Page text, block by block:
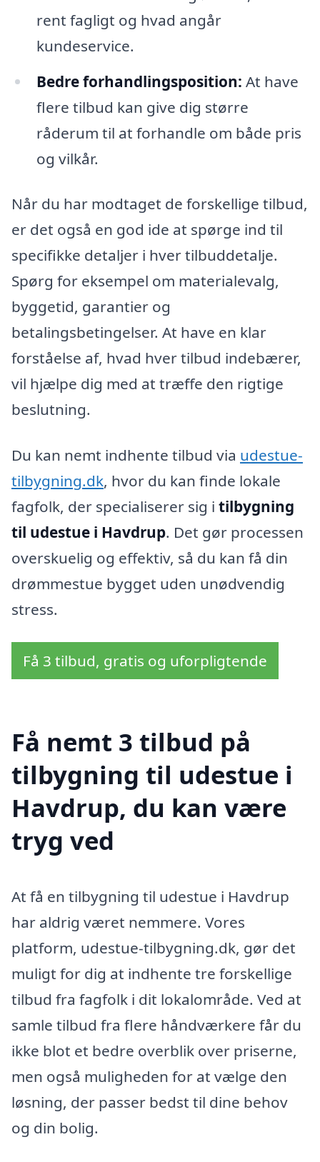
rent fagligt og hvad angår
kundeservice.
Bedre forhandlingsposition: At have
flere tilbud kan give dig større
råderum til at forhandle om både pris
og vilkår.
Når du har modtaget de forskellige tilbud,
er det også en god ide at spørge ind til
specifikke detaljer i hver tilbuddetalje.
Spørg for eksempel om materialevalg,
byggetid, garantier og
betalingsbetingelser. At have en klar
forståelse af, hvad hver tilbud indebærer,
vil hjælpe dig med at træffe den rigtige
beslutning.
Du kan nemt indhente tilbud via udestue-
tilbygning.dk, hvor du kan finde lokale
fagfolk, der specialiserer sig i tilbygning
til udestue i Havdrup. Det gør processen
overskuelig og effektiv, så du kan få din
drømmestue bygget uden unødvendig
stress.
Få 3 tilbud, gratis og uforpligtende
Få nemt 3 tilbud på
tilbygning til udestue i
Havdrup, du kan være
tryg ved
At få en tilbygning til udestue i Havdrup
har aldrig været nemmere. Vores
platform, udestue-tilbygning.dk, gør det
muligt for dig at indhente tre forskellige
tilbud fra fagfolk i dit lokalområde. Ved at
samle tilbud fra flere håndværkere får du
ikke blot et bedre overblik over priserne,
men også muligheden for at vælge den
løsning, der passer bedst til dine behov
og din bolig.